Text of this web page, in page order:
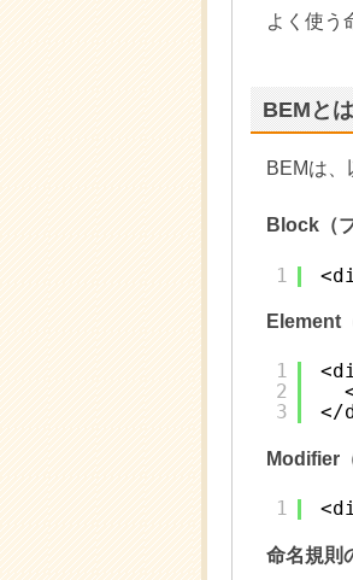
よく使う
BEMとは
BEMは、
Block（
1
Element
1
2
3
</
Modifier
1
命名規則